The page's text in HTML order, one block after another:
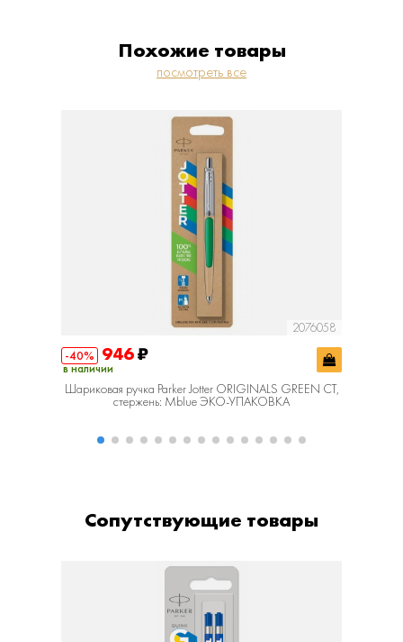
Похожие товары
посмотреть все
2076058
-40% 946₽
в наличии
Шариковая ручка Parker Jotter ORIGINALS GREEN CT,
стержень: Mblue ЭКО-УПАКОВКА
Сопутствующие товары